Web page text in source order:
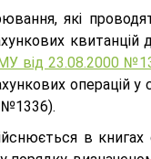
які
від 23.08.2000
операцій у
№1336).
в книгах